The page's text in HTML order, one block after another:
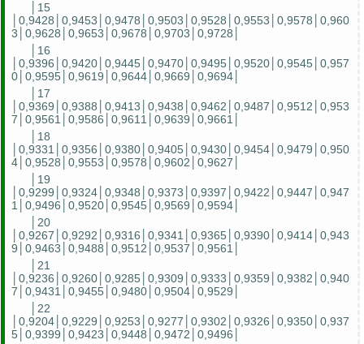
│15
│0,9428│0,9453│0,9478│0,9503│0,9528│0,9553│0,9578│0,960
3│0,9628│0,9653│0,9678│0,9703│0,9728│
│16
│0,9396│0,9420│0,9445│0,9470│0,9495│0,9520│0,9545│0,957
0│0,9595│0,9619│0,9644│0,9669│0,9694│
│17
│0,9369│0,9388│0,9413│0,9438│0,9462│0,9487│0,9512│0,953
7│0,9561│0,9586│0,9611│0,9639│0,9661│
│18
│0,9331│0,9356│0,9380│0,9405│0,9430│0,9454│0,9479│0,950
4│0,9528│0,9553│0,9578│0,9602│0,9627│
│19
│0,9299│0,9324│0,9348│0,9373│0,9397│0,9422│0,9447│0,947
1│0,9496│0,9520│0,9545│0,9569│0,9594│
│20
│0,9267│0,9292│0,9316│0,9341│0,9365│0,9390│0,9414│0,943
9│0,9463│0,9488│0,9512│0,9537│0,9561│
│21
│0,9236│0,9260│0,9285│0,9309│0,9333│0,9359│0,9382│0,940
7│0,9431│0,9455│0,9480│0,9504│0,9529│
│22
│0,9204│0,9229│0,9253│0,9277│0,9302│0,9326│0,9350│0,937
5│0,9399│0,9423│0,9448│0,9472│0,9496│